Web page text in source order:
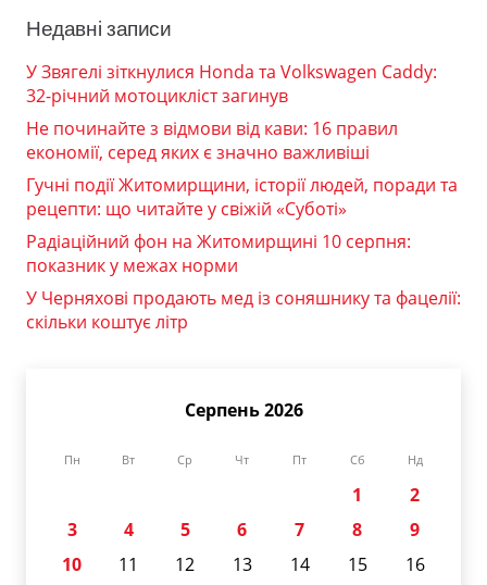
Недавні записи
У Звягелі зіткнулися Honda та Volkswagen Caddy:
32-річний мотоцикліст загинув
Не починайте з відмови від кави: 16 правил
економії, серед яких є значно важливіші
Гучні події Житомирщини, історії людей, поради та
рецепти: що читайте у свіжій «Суботі»
Радіаційний фон на Житомирщині 10 серпня:
показник у межах норми
У Черняхові продають мед із соняшнику та фацелії:
скільки коштує літр
Серпень 2026
Пн Вт Ср Чт Пт Сб Нд
1
2
3
4 5 6 7 8
9
10
11 12 13 14 15
16